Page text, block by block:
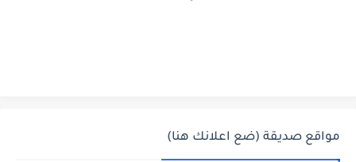
مواقع صديقة (ضع اعلانك هنا)